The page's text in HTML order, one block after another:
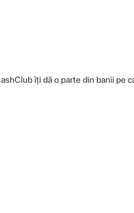
îți dă o parte din banii pe